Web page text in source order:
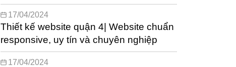
17/04/2024
Thiết kế website quận 4| Website chuẩn
responsive, uy tín và chuyên nghiệp
17/04/2024